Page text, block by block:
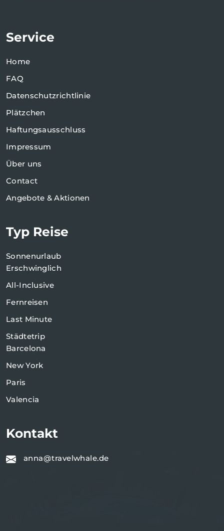
Service
Home
FAQ
Datenschutzrichtlinie
Plätzchen
Haftungsausschluss
Impressum
Über uns
Contact
Angebote & Aktionen
Typ Reise
Sonnenurlaub
Erschwinglich
All-Inclusive
Fernreisen
Last Minute
Städtetrip
Barcelona
New York
Paris
Valencia
Kontakt
anna@travelwhale.de